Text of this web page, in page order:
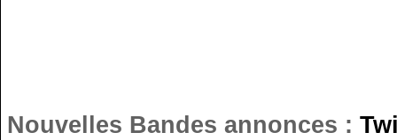
Nouvelles Bandes annonces :